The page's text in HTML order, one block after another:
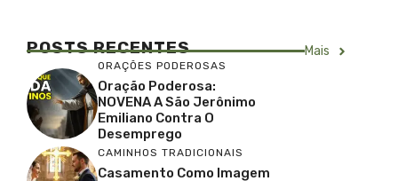
POSTS RECENTES Mais
ORAÇÕES PODEROSAS
Oração Poderosa:
NOVENA A São Jerônimo
Emiliano Contra O
Desemprego
CAMINHOS TRADICIONAIS
Casamento Como Imagem